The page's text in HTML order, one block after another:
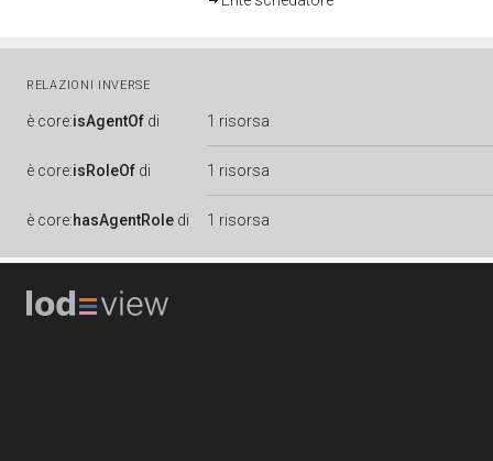
RELAZIONI INVERSE
è core:isAgentOf di 1 risorsa
è core:isRoleOf di 1 risorsa
è core:hasAgentRole di 1 risorsa